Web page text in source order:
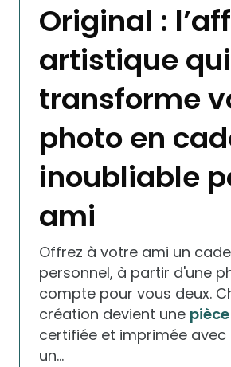
Original :
artistique qui
transforme
photo en
inoubliable
ami
Offrez à votre ami un
personnel, à partir d'une
compte pour vous deux.
création devient une
certifiée et imprimée avec
un…